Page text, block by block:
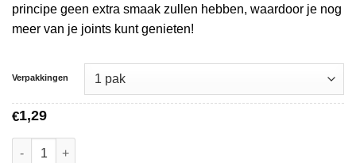
principe geen extra smaak zullen hebben, waardoor je nog
meer van je joints kunt genieten!
Verpakkingen
€1,29
Mascotte Brown Slim Size Rolling Papers aantal